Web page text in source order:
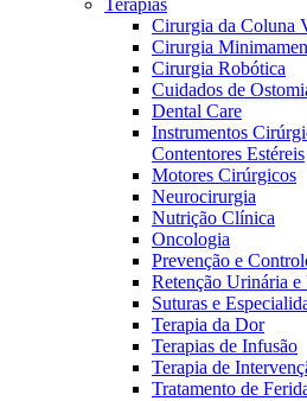
Catálogo de Produtos
Encontre o produto que
da B. Braun com o nosso
Centro de Inovação
Vamos impulsionar juntos a
Saiba mais sobre o nosso centro
Terapias
Cirurgia da Coluna
Cirurgia
Cirurgia Robótica
Cuidados de
Dental Care
Instrumentos
Contentores Estéreis
Motores Cirúrgicos
Neurocirurgia
Nutrição Clínica
Oncologia
Prevenção e
Retenção Urinária
Suturas e
Terapia da Dor
Terapias de Infusão
Terapia de
Tratamento de